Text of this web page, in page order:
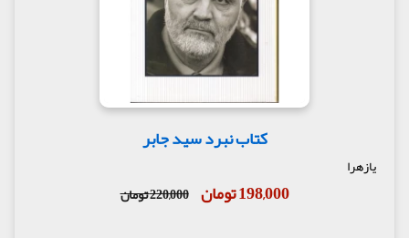
کتاب نبرد سید جابر
یازهرا
198,000 تومان 220,000 تومان